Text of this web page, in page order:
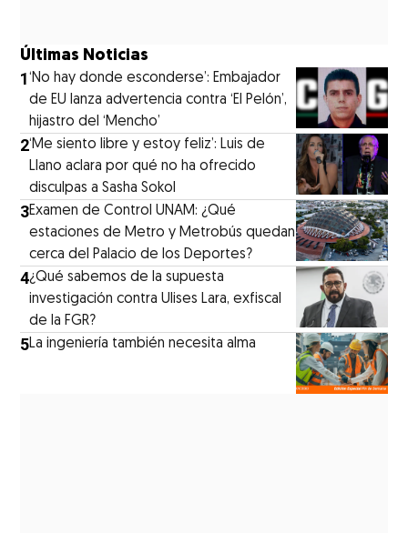
Últimas Noticias
1‘No hay donde esconderse’: Embajador
de EU lanza advertencia contra ‘El Pelón’,
hijastro del ‘Mencho’
2‘Me siento libre y estoy feliz’: Luis de
Llano aclara por qué no ha ofrecido
disculpas a Sasha Sokol
3Examen de Control UNAM: ¿Qué
estaciones de Metro y Metrobús quedan
cerca del Palacio de los Deportes?
4¿Qué sabemos de la supuesta
investigación contra Ulises Lara, exfiscal
de la FGR?
5La ingeniería también necesita alma